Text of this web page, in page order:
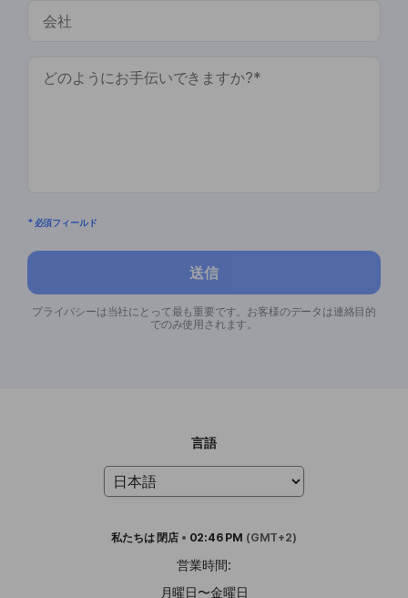
* 必須フィールド
送信
プライバシーは当社にとって最も重要です。お客様のデータは連絡目的
でのみ使用されます。
言語
私たちは 閉店 • 02:46 PM (GMT+2)
営業時間:
月曜日〜金曜日